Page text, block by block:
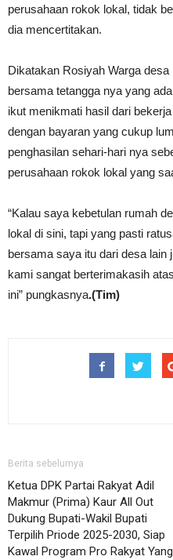
perusahaan rokok lokal, tidak
dia mencertitakan.
Dikatakan Rosiyah Warga
bersama tetangga nya yang
ikut menikmati hasil dari
dengan bayaran yang cukup
penghasilan sehari-hari nya
perusahaan rokok lokal yang
“Kalau saya kebetulan rumah
lokal di sini, tapi yang pasti
bersama saya itu dari desa
kami sangat berterimakasih
ini” pungkasnya.(Tim)
Berita sebelumya
Ketua DPK Partai Rakyat Adil
Makmur (Prima) Kaur All Out
Dukung Bupati-Wakil Bupati
Terpilih Priode 2025-2030, Siap
Kawal Program Pro Rakyat Yang